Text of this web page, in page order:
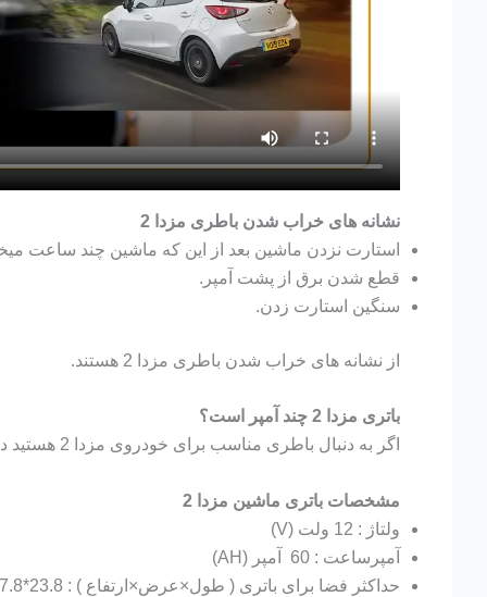
نشانه های خراب شدن باطری مزدا 2
استارت نزدن ماشین بعد از این که ماشین چند ساعت
قطع شدن برق از پشت آمپر.
سنگین استارت زدن.
از نشانه های خراب شدن باطری مزدا 2 هستند.
باتری مزدا 2 چند آمپر است؟
اگر به دنبال باطری مناسب برای خودروی مزدا 2 هستید در ابتدا باید بدانید چه آمپری برای آن مناسب است. برای خودرو مزدا 2 باطری 60 آمپرساعت پیشنهاد میشود.
مشخصات باتری ماشین مزدا 2
ولتاژ : 12 ولت (V)
آمپرساعت : 60 آمپر (AH)
حداکثر فضا برای باتری ( طول×عرض×ارتفاع ) : 23.8*17.8*22.5 سانتی متر (CM)